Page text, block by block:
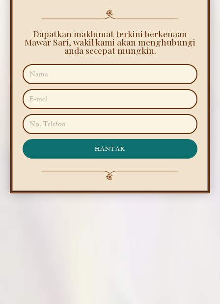
Dapatkan maklumat terkini berkenaan
Mawar Sari, wakil kami akan menghubungi
anda secepat mungkin.
HANTAR